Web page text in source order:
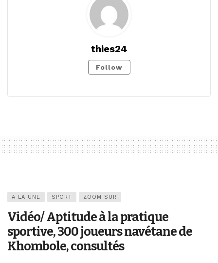
thies24
Follow
A LA UNE SPORT ZOOM SUR
Vidéo/ Aptitude à la pratique
sportive, 300 joueurs navétane de
Khombole, consultés